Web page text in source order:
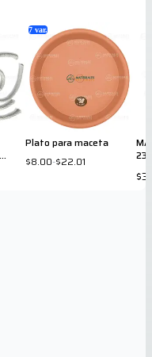
7 var.
Plato para maceta
$8.00-$22.01
23